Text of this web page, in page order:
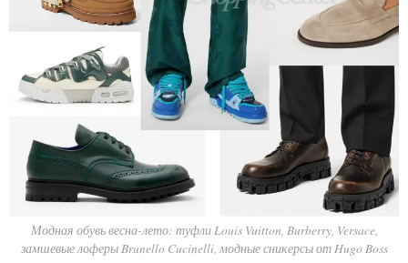
Модная обувь весна-лето: туфли Louis Vuitton, Burberry, Versace,
замшевые лоферы Brunello Cucinelli, модные сникерсы от Hugo Boss